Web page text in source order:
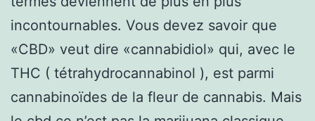
incontournables. Vous devez savoir que
«CBD» veut dire «cannabidiol» qui, avec le
THC ( tétrahydrocannabinol ), est parmi
cannabinoïdes de la fleur de cannabis. Mais